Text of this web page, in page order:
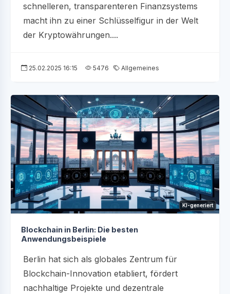
schnelleren, transparenteren Finanzsystems
macht ihn zu einer Schlüsselfigur in der Welt
der Kryptowährungen....
25.02.2025 16:15 5476 Allgemeines
KI-generiert
Blockchain in Berlin: Die besten
Anwendungsbeispiele
Berlin hat sich als globales Zentrum für
Blockchain-Innovation etabliert, fördert
nachhaltige Projekte und dezentrale